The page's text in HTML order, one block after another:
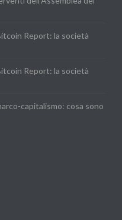
Report: la società
Report: la società
capitalismo: cosa sono